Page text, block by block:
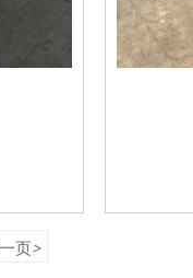
页>